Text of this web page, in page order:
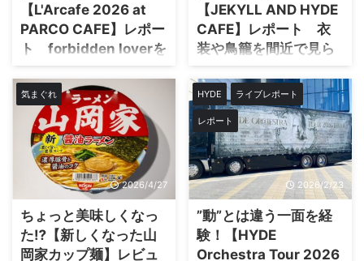
【L'Arcafe 2026 at
PARCO CAFE】レポー
ト forbidden loverを
観ながら食べるバーガ
ーが最高だった
3月の『JEKYLL AND HYDE
CAFE』に続き5月22日(金)から渋
谷パルコで開催されている
『L'Arcafe 2026 at PARCO
CAFE』へ行ってきました！ 僕は
ラルカフェ自体初めて行ってみた
けど、店内では歴代MVやライブ
映像が流れ、ピクセルデザインの
展示やグッズなど、ラルク好きに
はたまらない空間に。 この記事
【JEKYLL AND HYDE
CAFE】レポート 衣
装や鳥籠を間近で見ら
れて幸せ
2026年3月24日(火)から渋谷
TSUTAYAで開催された
『JEKYLL AND HYDE CAFE』に
行ってきました！ 実はこういっ
たコラボカフェに参加するのは今
回が初めて。 「どんな雰囲気な
んだろう？」と少し緊張しつつ向
かったけど、店内はHYDEさんの
世界観たっぷりで、一人でもしっ
かり楽しめる素敵な空間だったよ
店内の雰囲気や展示、フード
気まぐれ
2026/4/27
ちょっと美味しくなっ
た⁉【新しくなった山
岡家カップ麺】レビュ
HYDE ライブレポート
レポート
2026/2/23
”動”とは違う一面を経
験！【HYDE
Orchestra Tour 2026